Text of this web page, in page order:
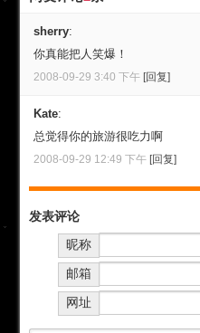
sherry:
你真能把人笑爆！
2008-09-29 3:40 下午 [回复]
Kate:
总觉得你的旅游很吃力啊
2008-09-29 12:49 下午 [回复]
发表评论
昵称
邮箱
网址